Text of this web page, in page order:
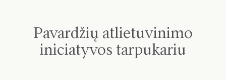
Pavardžių atlietuvinimo
iniciatyvos tarpukariu